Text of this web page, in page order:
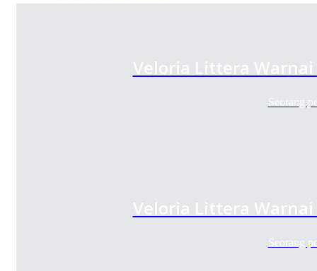
Veloria Littera Warnai
Seorang
Veloria Littera Warnai
Seorang